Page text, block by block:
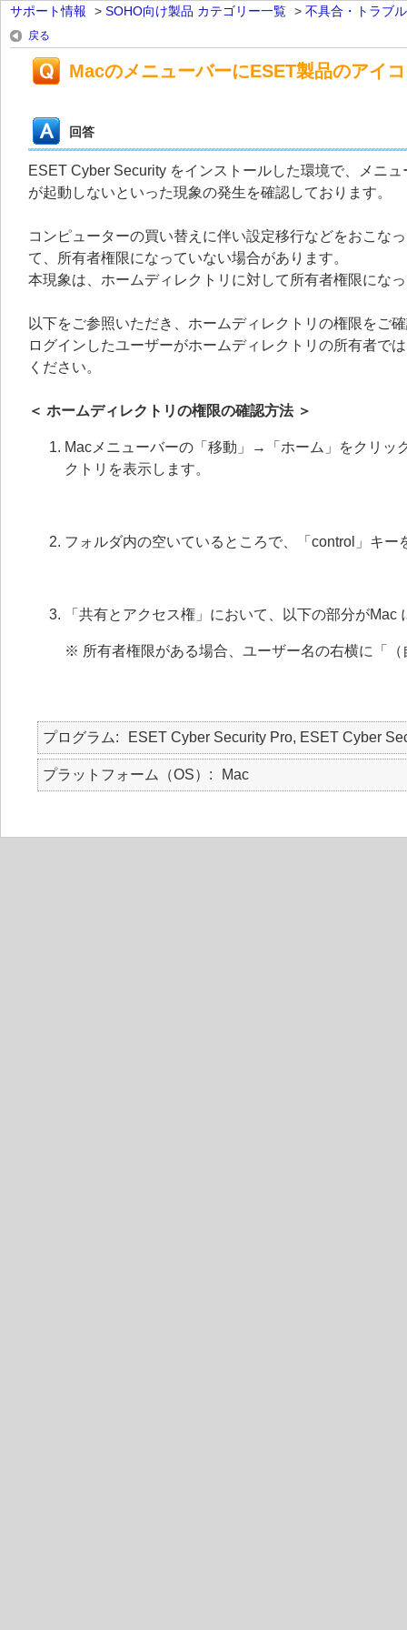
サポート情報 > SOHO向け製品 カテゴリー一覧 > 不具合・トラブル
戻る
MacのメニューバーにESET製品のアイ
回答
ESET Cyber Security をインストールした環境で、メニ
が起動しないといった現象の発生を確認しております。
コンピューターの買い替えに伴い設定移行などをおこな
て、所有者権限になっていない場合があります。
本現象は、ホームディレクトリに対して所有者権限にな
以下をご参照いただき、ホームディレクトリの権限をご
ログインしたユーザーがホームディレクトリの所有者で
ください。
＜ ホームディレクトリの権限の確認方法 ＞
Macメニューバーの「移動」→「ホーム」をクリッ
クトリを表示します。
フォルダ内の空いているところで、「control」キ
「共有とアクセス権」において、以下の部分が
※ 所有者権限がある場合、ユーザー名の右横に「
プログラム ESET Cyber Security Pro, ESET Cyber
プラットフォーム（OS） Mac